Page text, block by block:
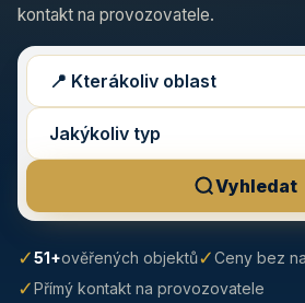
kontakt na provozovatele.
Vyhledat
✓51+ověřených objektů✓Ceny bez
✓Přímý kontakt na provozovatele